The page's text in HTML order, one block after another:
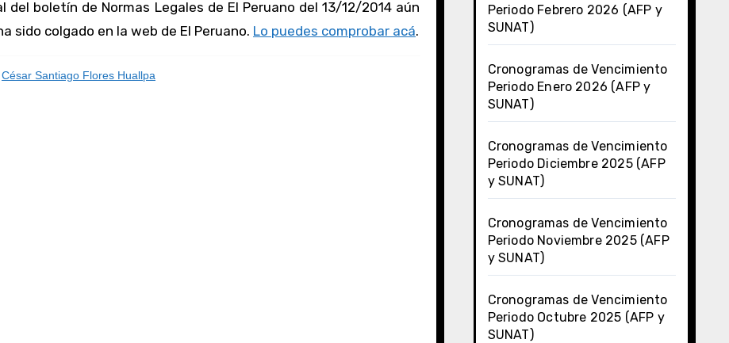
del boletín de Normas Legales de El Peruano del 13/12/2014 aún
sido colgado en la web de El Peruano. Lo puedes comprobar acá.
César Santiago Flores Huallpa
Periodo Febrero 2026 (AFP y
SUNAT)
Cronogramas de Vencimiento
Periodo Enero 2026 (AFP y
SUNAT)
Cronogramas de Vencimiento
Periodo Diciembre 2025 (AFP
y SUNAT)
Cronogramas de Vencimiento
Periodo Noviembre 2025 (AFP
y SUNAT)
Cronogramas de Vencimiento
Periodo Octubre 2025 (AFP y
SUNAT)